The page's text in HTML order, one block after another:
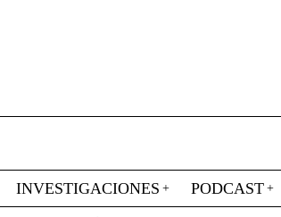
INVESTIGACIONES PODCAST